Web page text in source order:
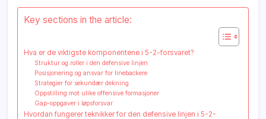
Key sections in the article:
Hva er de viktigste komponentene i 5-2-forsvaret?
Struktur og roller i den defensive linjen
Posisjonering og ansvar for linebackere
Strategier for sekundær dekning
Oppstilling mot ulike offensive formasjoner
Gap-oppgaver i løpsforsvar
Hvordan fungerer teknikker for den defensive linjen i 5-2-